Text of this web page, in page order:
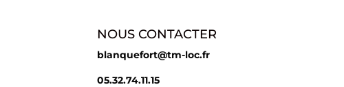
NOUS CONTACTER
blanquefort@tm-loc.fr
05.32.74.11.15